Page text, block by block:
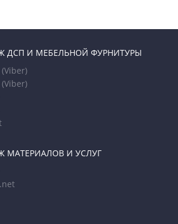
ДСП И МЕБЕЛЬНОЙ ФУРНИТУРЫ
(Viber)
(Viber)
МАТЕРИАЛОВ И УСЛУГ